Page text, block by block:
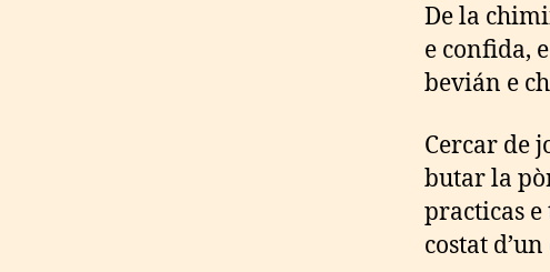
De la
e confida,
bevián e
Cercar de
butar la
practicas
costat